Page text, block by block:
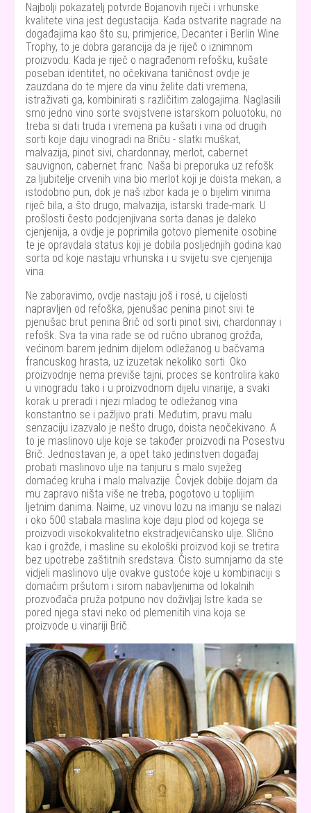
Najbolji pokazatelj potvrde Bojanovih riječi i vrhunske
kvalitete vina jest degustacija. Kada ostvarite nagrade na
događajima kao što su, primjerice, Decanter i Berlin Wine
Trophy, to je dobra garancija da je riječ o iznimnom
proizvodu. Kada je riječ o nagrađenom refošku, kušate
poseban identitet, no očekivana taničnost ovdje je
zauzdana do te mjere da vinu želite dati vremena,
istraživati ga, kombinirati s različitim zalogajima. Naglasili
smo jedno vino sorte svojstvene istarskom poluotoku, no
treba si dati truda i vremena pa kušati i vina od drugih
sorti koje daju vinogradi na Briču - slatki muškat,
malvazija, pinot sivi, chardonnay, merlot, cabernet
sauvignon, cabernet franc. Naša bi preporuka uz refošk
za ljubitelje crvenih vina bio merlot koji je doista mekan, a
istodobno pun, dok je naš izbor kada je o bijelim vinima
riječ bila, a što drugo, malvazija, istarski trade-mark. U
prošlosti često podcjenjivana sorta danas je daleko
cjenjenija, a ovdje je poprimila gotovo plemenite osobine
te je opravdala status koji je dobila posljednjih godina kao
sorta od koje nastaju vrhunska i u svijetu sve cjenjenija
vina.
Ne zaboravimo, ovdje nastaju još i rosé, u cijelosti
napravljen od refoška, pjenušac penina pinot sivi te
pjenušac brut penina Brič od sorti pinot sivi, chardonnay i
refošk. Sva ta vina rade se od ručno ubranog grožđa,
većinom barem jednim dijelom odležanog u bačvama
francuskog hrasta, uz izuzetak nekoliko sorti. Oko
proizvodnje nema previše tajni, proces se kontrolira kako
u vinogradu tako i u proizvodnom dijelu vinarije, a svaki
korak u preradi i njezi mladog te odležanog vina
konstantno se i pažljivo prati. Međutim, pravu malu
senzaciju izazvalo je nešto drugo, doista neočekivano. A
to je maslinovo ulje koje se također proizvodi na Posestvu
Brič. Jednostavan je, a opet tako jedinstven događaj
probati maslinovo ulje na tanjuru s malo svježeg
domaćeg kruha i malo malvazije. Čovjek dobije dojam da
mu zapravo ništa više ne treba, pogotovo u toplijim
ljetnim danima. Naime, uz vinovu lozu na imanju se nalazi
i oko 500 stabala maslina koje daju plod od kojega se
proizvodi visokokvalitetno ekstradjevičansko ulje. Slično
kao i grožđe, i masline su ekološki proizvod koji se tretira
bez upotrebe zaštitnih sredstava. Čisto sumnjamo da ste
vidjeli maslinovo ulje ovakve gustoće koje u kombinaciji s
domaćim pršutom i sirom nabavljenima od lokalnih
prozvođača pruža potpuno nov doživljaj Istre kada se
pored njega stavi neko od plemenitih vina koja se
proizvode u vinariji Brič.